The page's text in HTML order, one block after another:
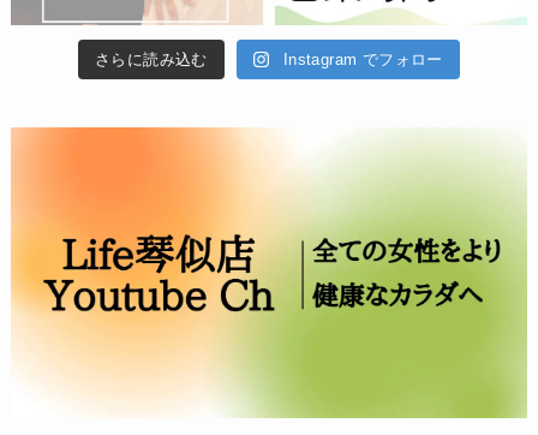
さらに読み込む Instagram でフォロー